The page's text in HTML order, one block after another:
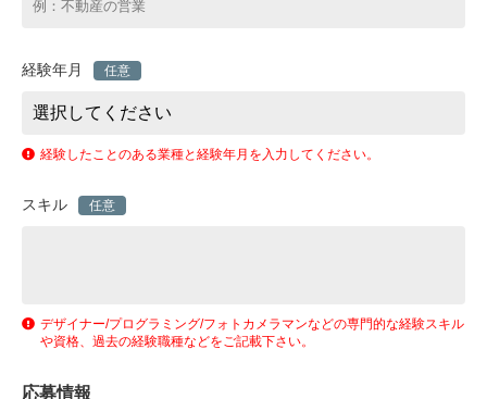
経験年月 任意
経験したことのある業種と経験年月を入力してください。
スキル 任意
デザイナー/プログラミング/フォトカメラマンなどの専門的な経験スキル
や資格、過去の経験職種などをご記載下さい。
応募情報